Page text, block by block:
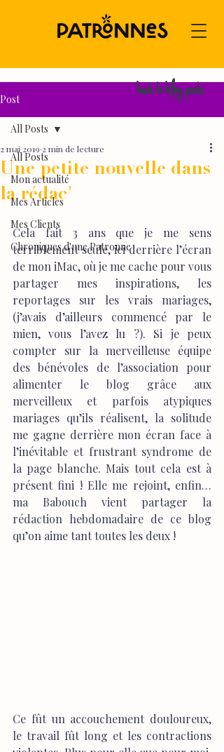
Post
All Posts
Mon actualité
Mes Articles
Mes Clients
Chroniques d'une Patronne
All Posts
Une petite nouvelle dans
la rédac'
2 mai 2019 2 min de lecture
Cela fait 3 ans que je me sens
terriblement seule, ici derrière l’écran
de mon iMac, où je me cache pour vous
partager mes inspirations, les
reportages sur les vrais mariages,
(j’avais d’ailleurs commencé par le
mien, vous l’avez lu ?). Si je peux
compter sur la merveilleuse équipe
des bénévoles de l’association pour
alimenter le blog grâce aux
merveilleux et parfois atypiques
mariages qu’ils réalisent, la solitude
me gagne derrière mon écran face à
l’inévitable et frustrant syndrome de
la page blanche. Mais tout cela est à
présent fini ! Elle me rejoint, enfin…
ma Babouch vient partager la
rédaction hebdomadaire de ce blog
qu’on aime tant toutes les deux !
Ce fût un accouchement douloureux,
le travail fût long et les contractions
back to blog posts